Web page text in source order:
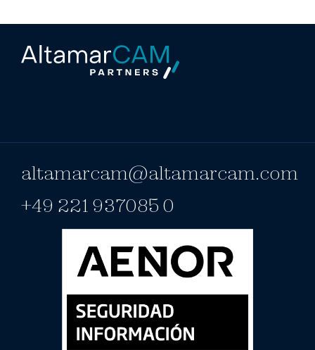
altamarcam@altamarcam.com
+49 221 937085 0